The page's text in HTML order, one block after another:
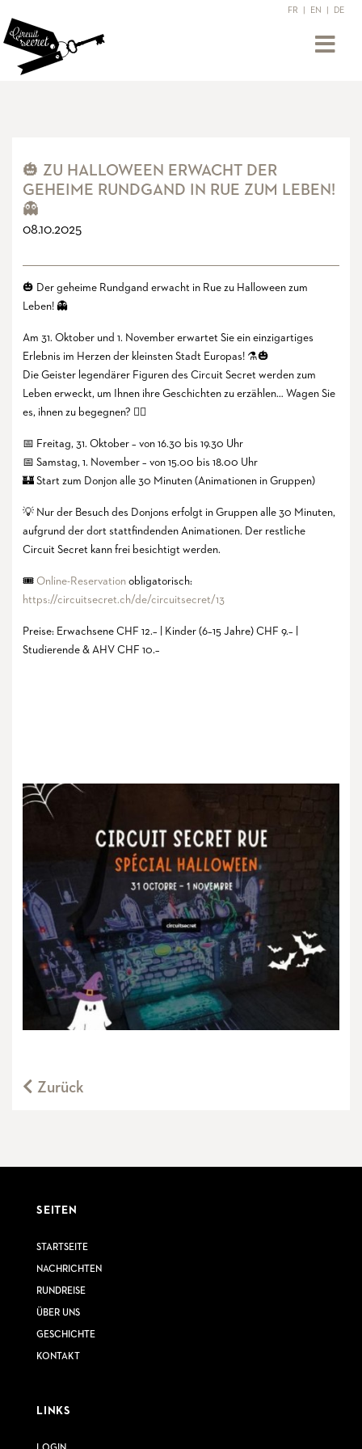
FR EN DE
🎃 ZU HALLOWEEN ERWACHT DER
GEHEIME RUNDGAND IN RUE ZUM LEBEN!
👻
08.10.2025
🎃 Der geheime Rundgand erwacht in Rue zu Halloween zum
Leben! 👻
Am 31. Oktober und 1. November erwartet Sie ein einzigartiges
Erlebnis im Herzen der kleinsten Stadt Europas! ⚗️🎃
Die Geister legendärer Figuren des Circuit Secret werden zum
Leben erweckt, um Ihnen ihre Geschichten zu erzählen… Wagen Sie
es, ihnen zu begegnen? 🧙‍♀️
📅 Freitag, 31. Oktober – von 16.30 bis 19.30 Uhr
📅 Samstag, 1. November – von 15.00 bis 18.00 Uhr
🏰 Start zum Donjon alle 30 Minuten (Animationen in Gruppen)
💡 Nur der Besuch des Donjons erfolgt in Gruppen alle 30 Minuten,
aufgrund der dort stattfindenden Animationen. Der restliche
Circuit Secret kann frei besichtigt werden.
🎟️ Online-Reservationobligatorisch:
https://circuitsecret.ch/de/circuitsecret/13
Preise: Erwachsene CHF 12.– | Kinder (6–15 Jahre) CHF 9.– |
Studierende & AHV CHF 10.–
Zurück
SEITEN
STARTSEITE
NACHRICHTEN
RUNDREISE
ÜBER UNS
GESCHICHTE
KONTAKT
LINKS